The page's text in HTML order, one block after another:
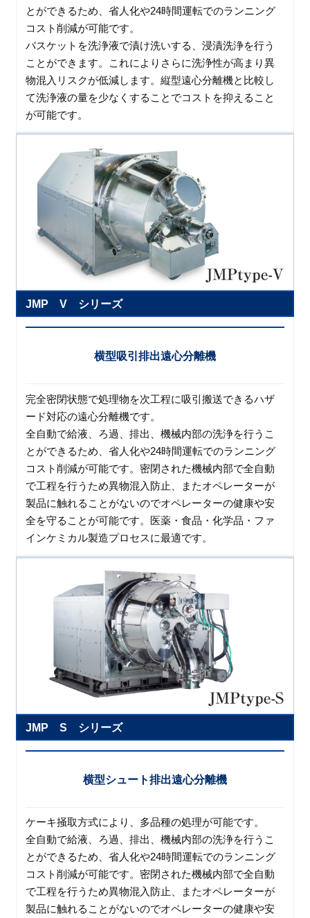
とができるため、省人化や24時間運転でのランニング
コスト削減が可能です。
バスケットを洗浄液で漬け洗いする、浸漬洗浄を行う
ことができます。これによりさらに洗浄性が高まり異
物混入リスクが低減します。縦型遠心分離機と比較し
て洗浄液の量を少なくすることでコストを抑えること
が可能です。
JMP V シリーズ
横型吸引排出遠心分離機
完全密閉状態で処理物を次工程に吸引搬送できるハザ
ード対応の遠心分離機です。
全自動で給液、ろ過、排出、機械内部の洗浄を行うこ
とができるため、省人化や24時間運転でのランニング
コスト削減が可能です。密閉された機械内部で全自動
で工程を行うため異物混入防止、またオペレーターが
製品に触れることがないのでオペレーターの健康や安
全を守ることが可能です。医薬・食品・化学品・ファ
インケミカル製造プロセスに最適です。
JMP S シリーズ
横型シュート排出遠心分離機
ケーキ掻取方式により、多品種の処理が可能です。
全自動で給液、ろ過、排出、機械内部の洗浄を行うこ
とができるため、省人化や24時間運転でのランニング
コスト削減が可能です。密閉された機械内部で全自動
で工程を行うため異物混入防止、またオペレーターが
製品に触れることがないのでオペレーターの健康や安